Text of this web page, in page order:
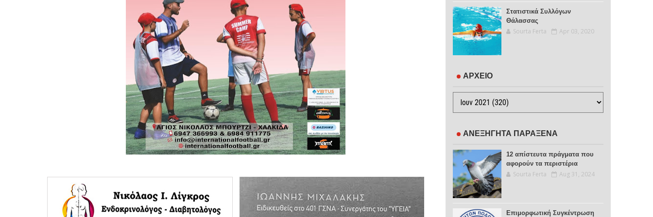
Στατιστικά Συλλόγων
Θάλασσας
Sourta Ferta Apr 03, 2020
ΑΡΧΕΙΟ
ΑΝΕΞΗΓΗΤΑ ΠΑΡΑΞΕΝΑ
12 απίστευτα πράγματα που
αφορούν τα περιστέρια
Sourta Ferta Aug 31, 2024
Επιμορφωτική Συγκέντρωση